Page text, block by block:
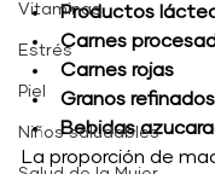
Vitaminas,
Estrés
Piel
Niños saludables
Productos
Carnes
Carnes rojas
Granos refinados
Bebidas
La proporción de